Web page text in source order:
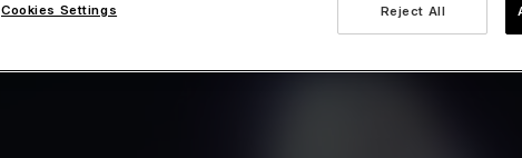
Reject All
Cookies Settings